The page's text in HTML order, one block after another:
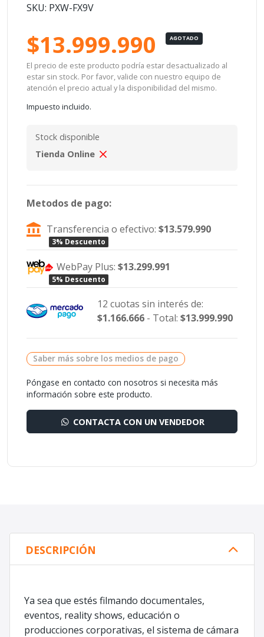
SKU: PXW-FX9V
$13.999.990 AGOTADO
El precio de este producto podría estar desactualizado al
estar sin stock. Por favor, valide con nuestro equipo de
atención el precio actual y la disponibilidad del mismo.
Impuesto incluido.
Stock disponible
Tienda Online
Metodos de pago:
Transferencia o efectivo:$13.579.990
3% Descuento
WebPay Plus:$13.299.991
5% Descuento
12 cuotas sin interés de:
$1.166.666- Total: $13.999.990
Saber más sobre los medios de pago
Póngase en contacto con nosotros si necesita más
información sobre este producto.
CONTACTA CON UN VENDEDOR
DESCRIPCIÓN
Ya sea que estés filmando documentales,
eventos, reality shows, educación o
producciones corporativas, el sistema de cámara